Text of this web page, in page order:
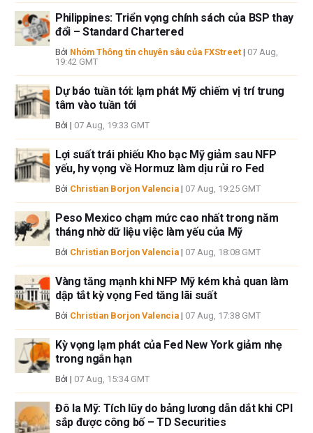
các tác giả và không nhất thiết phản ánh chính sách hoặc quan điểm
chính thức của FXStreet cũng như các nhà quảng cáo của nó. Tác giả
sẽ không chịu trách nhiệm về thông tin được tìm thấy ở cuối các liên kết
được đăng trên trang này.
Nếu không được đề cập rõ ràng trong nội dung bài viết, tại thời điểm viết
cập trong bài viết này và không có quan hệ kinh doanh với bất kỳ công ty
nào được đề cập. Tác giả không nhận được tiền công cho việc viết bài
này, ngoài từ FXStreet.
giả không cam đoan về tính chính xác, đầy đủ hoặc phù hợp của thông
tin này. FXStreet và tác giả sẽ không chịu trách nhiệm về bất kỳ sai sót,
thiếu sót hoặc bất kỳ tổn thất, thương tích hoặc thiệt hại nào phát sinh từ
thông tin này và việc hiển thị hoặc sử dụng thông tin này. Ngoại trừ các
lỗi và thiếu sót.
Tác giả và FXStreet không phải là các cố vấn đầu tư đã đăng ký và không
có nội dung nào trong bài viết này nhằm mục đích tư vấn đầu tư.
Philippines: Triển vọng chính sách của BSP thay
đổi – Standard Chartered
Bởi Nhóm Thông tin chuyên sâu của FXStreet | 07 Aug,
19:42 GMT
Dự báo tuần tới: lạm phát Mỹ chiếm vị trí trung
tâm vào tuần tới
Bởi | 07 Aug, 19:33 GMT
Lợi suất trái phiếu Kho bạc Mỹ giảm sau NFP
yếu, hy vọng về Hormuz làm dịu rủi ro Fed
Bởi Christian Borjon Valencia | 07 Aug, 19:25 GMT
Peso Mexico chạm mức cao nhất trong năm
tháng nhờ dữ liệu việc làm yếu của Mỹ
Bởi Christian Borjon Valencia | 07 Aug, 18:08 GMT
Vàng tăng mạnh khi NFP Mỹ kém khả quan làm
dập tắt kỳ vọng Fed tăng lãi suất
Bởi Christian Borjon Valencia | 07 Aug, 17:38 GMT
Kỳ vọng lạm phát của Fed New York giảm nhẹ
trong ngắn hạn
Bởi | 07 Aug, 15:34 GMT
Đô la Mỹ: Tích lũy do bảng lương dẫn dắt khi CPI
sắp được công bố – TD Securities